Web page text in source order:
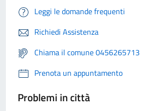
Leggi le domande frequenti
Richiedi Assistenza
Chiama il comune 0456265713
Prenota un appuntamento
Problemi in città